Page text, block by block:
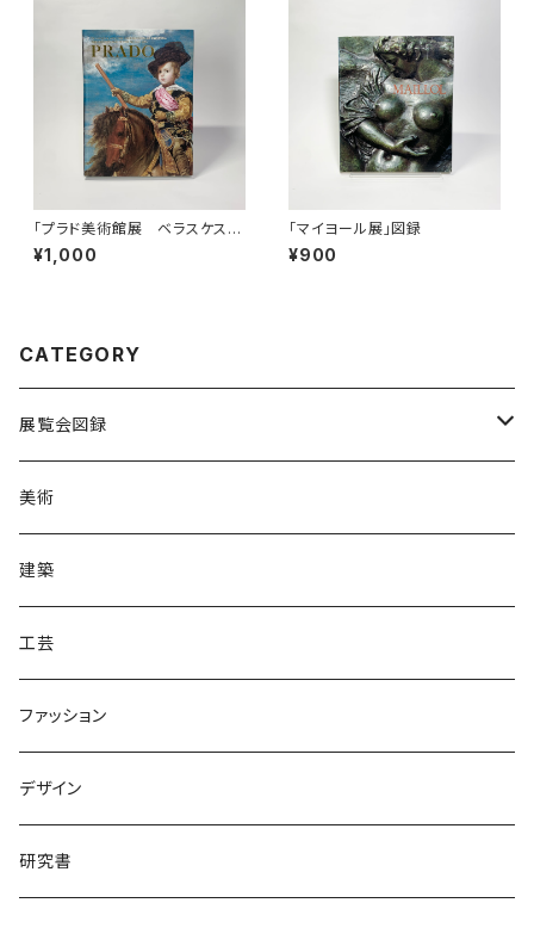
「プラド美術館展 ベラスケスと
絵画の栄光」図録
¥1,000
「マイヨール展」図録
¥900
CATEGORY
展覧会図録
国内
海外
美術
建築
工芸
ファッション
デザイン
研究書